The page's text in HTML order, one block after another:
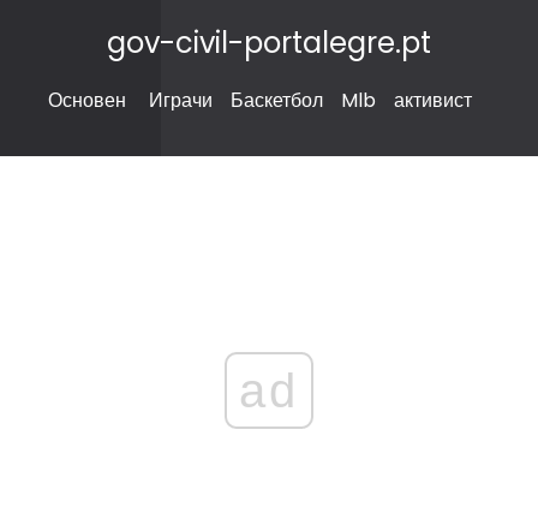
gov-civil-portalegre.pt
Основен Играчи Баскетбол Mlb активист
ad